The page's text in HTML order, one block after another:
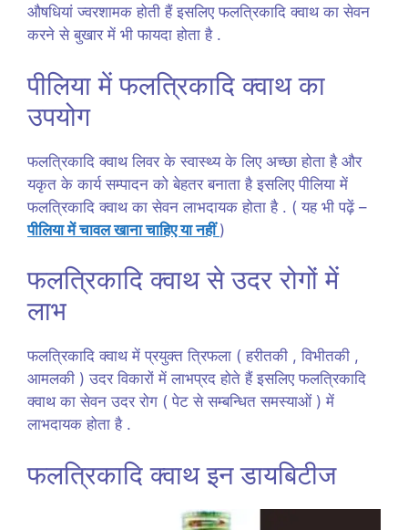
औषधियां ज्वरशामक होती हैं इसलिए फलत्रिकादि क्वाथ का सेवन
करने से बुखार में भी फायदा होता है .
पीलिया में फलत्रिकादि क्वाथ का
उपयोग
फलत्रिकादि क्वाथ लिवर के स्वास्थ्य के लिए अच्छा होता है और
यकृत के कार्य सम्पादन को बेहतर बनाता है इसलिए पीलिया में
फलत्रिकादि क्वाथ का सेवन लाभदायक होता है . ( यह भी पढ़ें –
पीलिया में चावल खाना चाहिए या नहीं)
फलत्रिकादि क्वाथ से उदर रोगों में
लाभ
फलत्रिकादि क्वाथ में प्रयुक्त त्रिफला ( हरीतकी , विभीतकी ,
आमलकी ) उदर विकारों में लाभप्रद होते हैं इसलिए फलत्रिकादि
क्वाथ का सेवन उदर रोग ( पेट से सम्बन्धित समस्याओं ) में
लाभदायक होता है .
फलत्रिकादि क्वाथ इन डायबिटीज